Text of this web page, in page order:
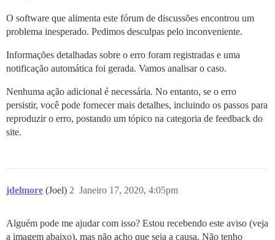
O software que alimenta este fórum de discussões encontrou um
problema inesperado. Pedimos desculpas pelo inconveniente.
Informações detalhadas sobre o erro foram registradas e uma
notificação automática foi gerada. Vamos analisar o caso.
Nenhuma ação adicional é necessária. No entanto, se o erro
persistir, você pode fornecer mais detalhes, incluindo os passos para
reproduzir o erro, postando um tópico na categoria de feedback do
site.
jdelmore (Joel) Janeiro 17, 2020, 4:05pm
2
Alguém pode me ajudar com isso? Estou recebendo este aviso (veja
a imagem abaixo), mas não acho que seja a causa. Não tenho